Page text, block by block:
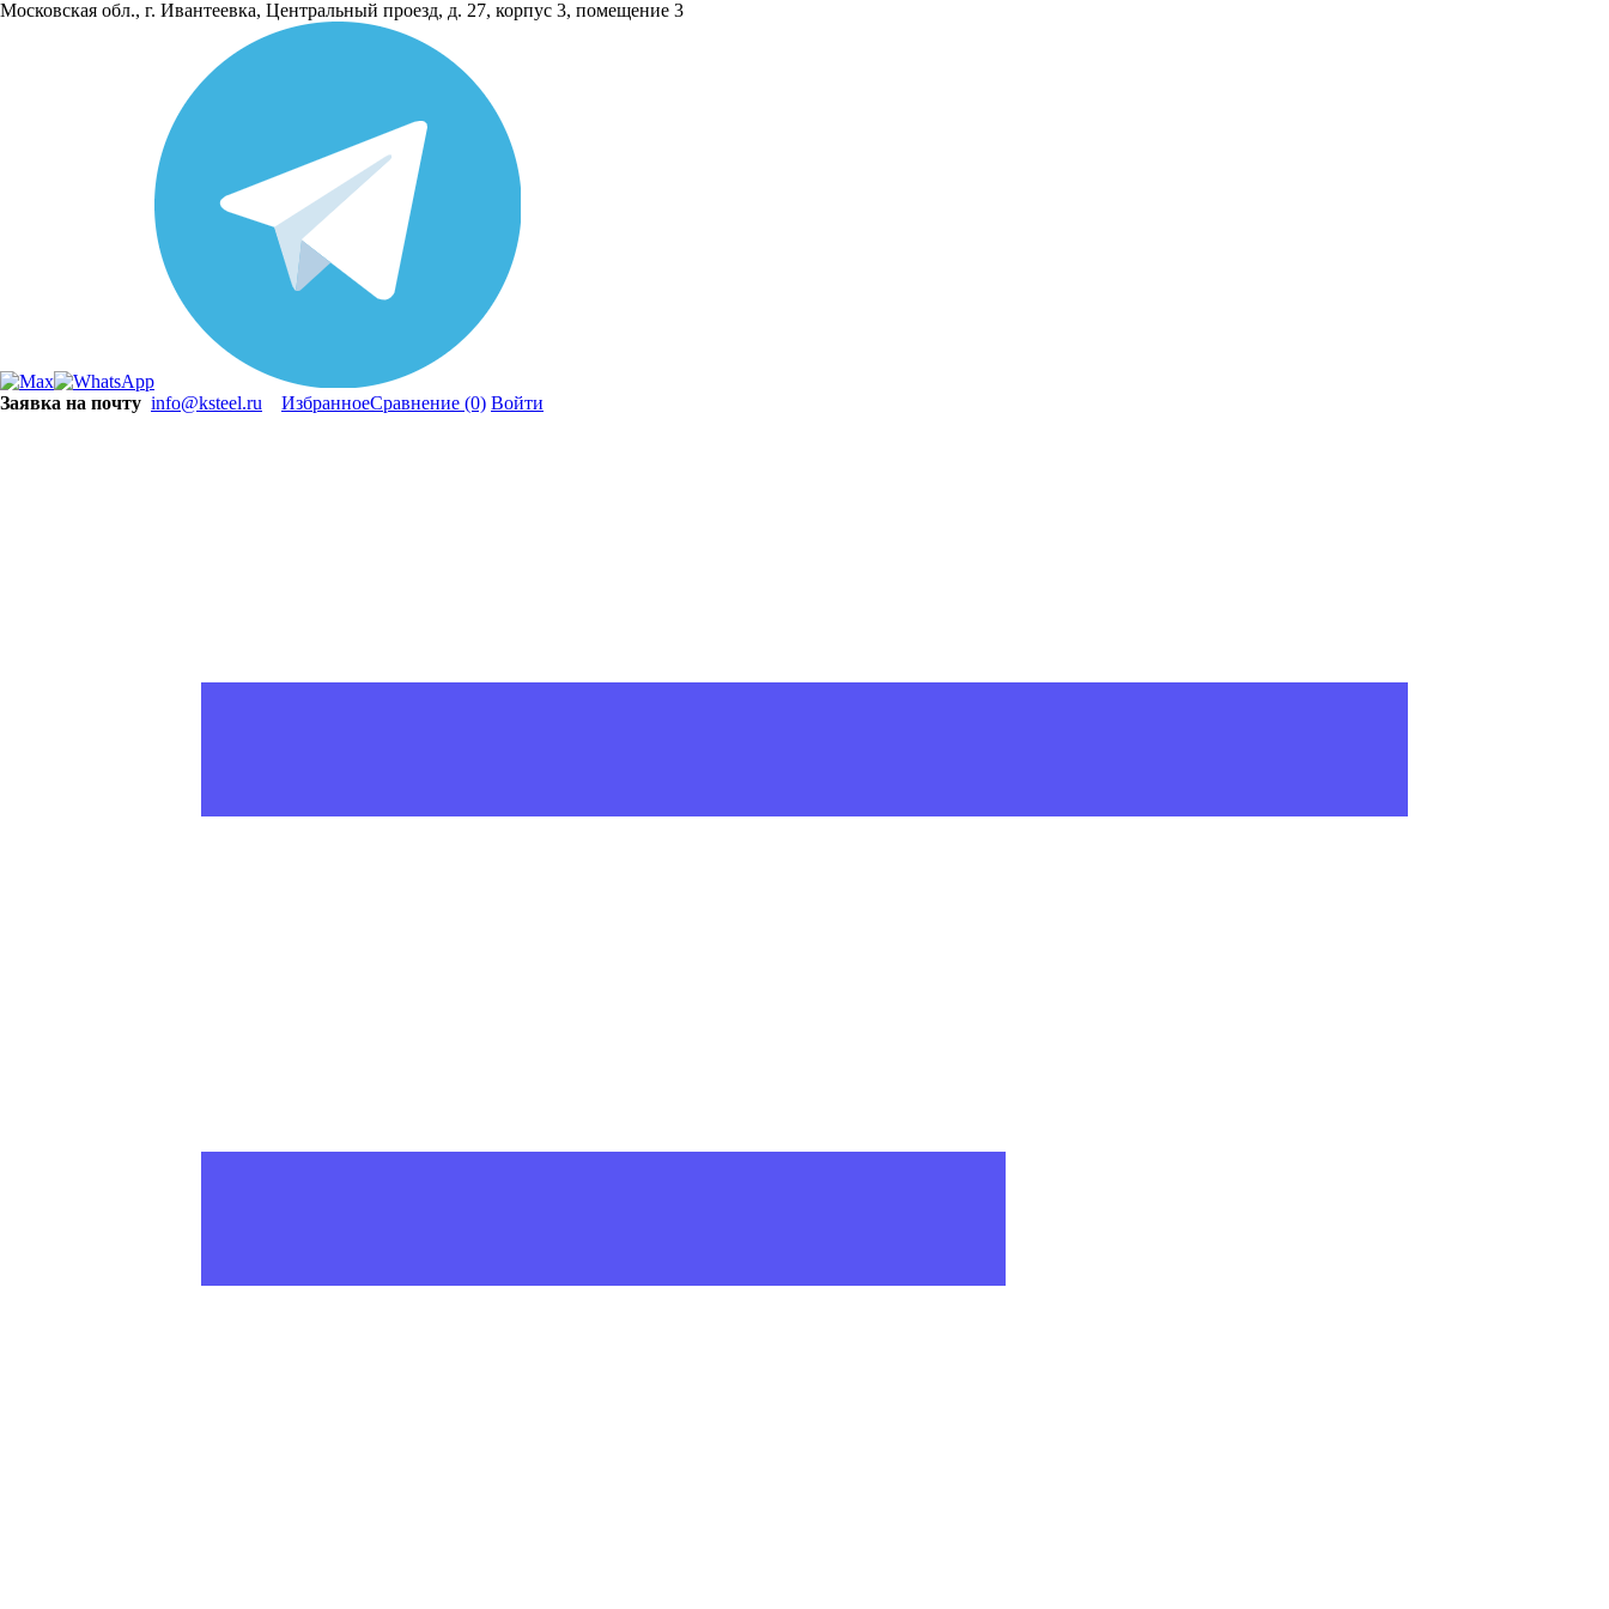
Московская обл., г. Ивантеевка, Центральный проезд, д. 27, корпус 3, помещение 3
Заявка на почту info@ksteel.ru ИзбранноеСравнение (0) Войти